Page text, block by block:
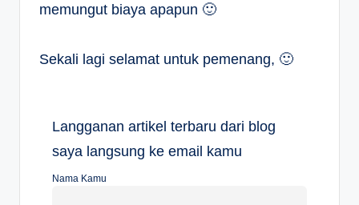
memungut biaya apapun 🙂
Sekali lagi selamat untuk pemenang, 🙂
Langganan artikel terbaru dari blog
saya langsung ke email kamu
Nama Kamu